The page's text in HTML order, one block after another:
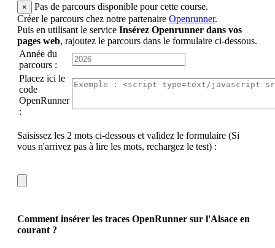
×
Pas de parcours disponible pour cette course.
Créer le parcours chez notre partenaire Openrunner.
Puis en utilisant le service Insérez Openrunner dans vos
pages web, rajoutez le parcours dans le formulaire ci-dessous.
Année du
parcours :
Placez ici le
code
OpenRunner
:
Saisissez les 2 mots ci-dessous et validez le formulaire (Si
vous n'arrivez pas à lire les mots, rechargez le test) :
Comment insérer les traces OpenRunner sur l'Alsace en
courant ?